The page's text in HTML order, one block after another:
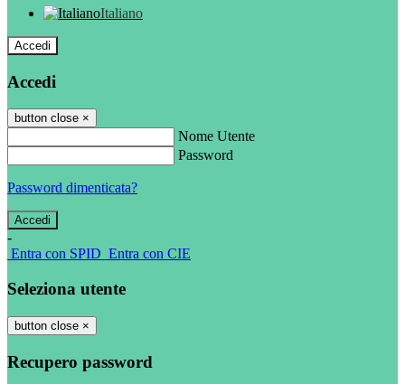
Italiano
Accedi
Accedi
button close ×
Nome Utente
Password
Password dimenticata?
-
Entra con SPID Entra con CIE
Seleziona utente
button close ×
Recupero password